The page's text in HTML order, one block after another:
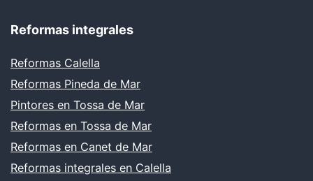
Reformas integrales
Reformas Calella
Reformas Pineda de Mar
Pintores en Tossa de Mar
Reformas en Tossa de Mar
Reformas en Canet de Mar
Reformas integrales en Calella